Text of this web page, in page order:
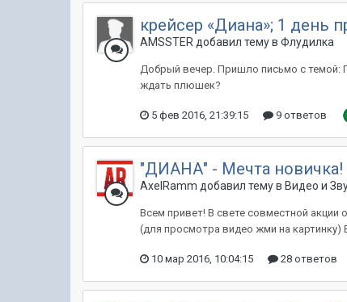
крейсер «Диана»; 1 день
AMSSTER добавил тему вФлудилка
Добрый вечер. Пришло письмо с темой:
ждать плюшек?
5 фев 2016, 21:39:15 9 ответов
"ДИАНА" - Мечта новичка!
AxelRamm добавил тему в Видео и
Всем привет! В свете совместной
(для просмотра видео жми на картинку)
10 мар 2016, 10:04:15 28 ответов